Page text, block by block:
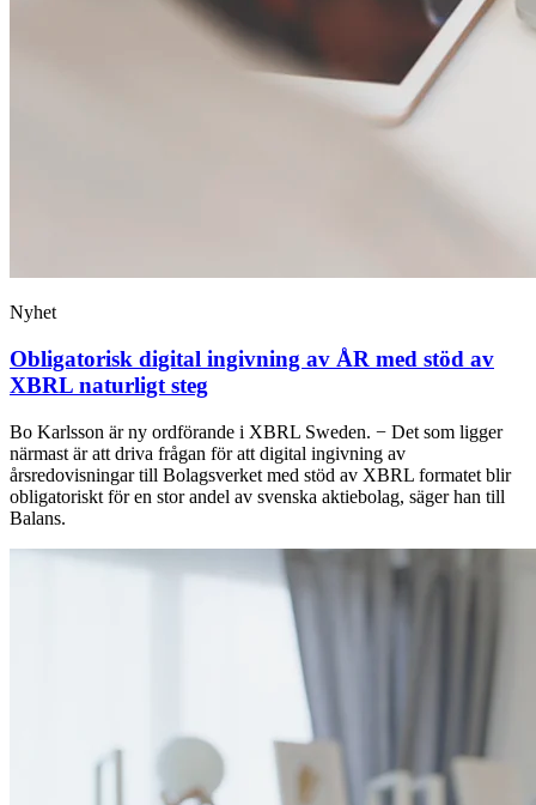
Nyhet
Obligatorisk digital ingivning av ÅR med stöd av
XBRL naturligt steg
Bo Karlsson är ny ordförande i XBRL Sweden. − Det som ligger
närmast är att driva frågan för att digital ingivning av
årsredovisningar till Bolagsverket med stöd av XBRL formatet blir
obligatoriskt för en stor andel av svenska aktiebolag, säger han till
Balans.